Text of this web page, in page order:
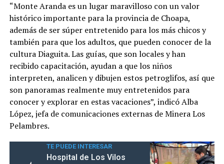
“Monte Aranda es un lugar maravilloso con un valor
histórico importante para la provincia de Choapa,
además de ser súper entretenido para los más chicos y
también para que los adultos, que pueden conocer de la
cultura Diaguita. Las guías, que son locales y han
recibido capacitación, ayudan a que los niños
interpreten, analicen y dibujen estos petroglifos, así que
son panoramas realmente muy entretenidos para
conocer y explorar en estas vacaciones”, indicó Alba
López, jefa de comunicaciones externas de Minera Los
Pelambres.
TE PUEDE INTERESAR
Hospital de Los Vilos